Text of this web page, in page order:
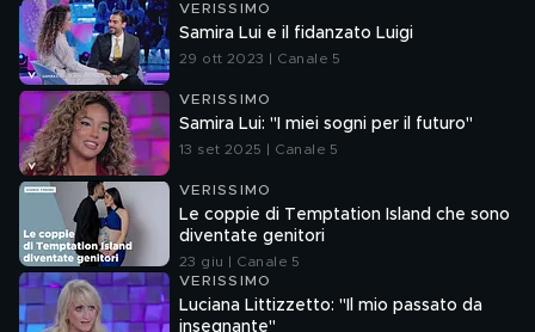
VERISSIMO
Samira Lui e il fidanzato Luigi
29 ott 2023 | Canale 5
VERISSIMO
Samira Lui: "I miei sogni per il futuro"
13 set 2025 | Canale 5
VERISSIMO
Le coppie di Temptation Island che sono
diventate genitori
23 giu | Canale 5
VERISSIMO
Luciana Littizzetto: "Il mio passato da
insegnante"